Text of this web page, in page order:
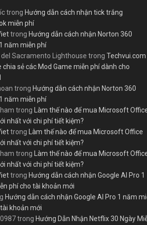
trong Hướng dẫn cách nhận tick trắng
miễn phí
trong Hướng dẫn cách nhận Norton 360
năm miễn phí
del Sacramento Lighthouse trong Techvui.com
chia sẻ các Mod Game miễn phí dành cho
trong Hướng dẫn cách nhận Norton 360
năm miễn phí
trong Làm thế nào để mua Microsoft
nhất với chi phí tiết kiệm?
trong Làm thế nào để mua Microsoft Office
nhất với chi phí tiết kiệm?
trong Làm thế nào để mua Microsoft
nhất với chi phí tiết kiệm?
trong Hướng dẫn cách nhận Google AI Pro 1
phí cho tài khoản mới
Hướng dẫn cách nhận Google AI Pro 1 năm
khoản mới
trong Hướng Dẫn Nhận Netflix 30 Ngày